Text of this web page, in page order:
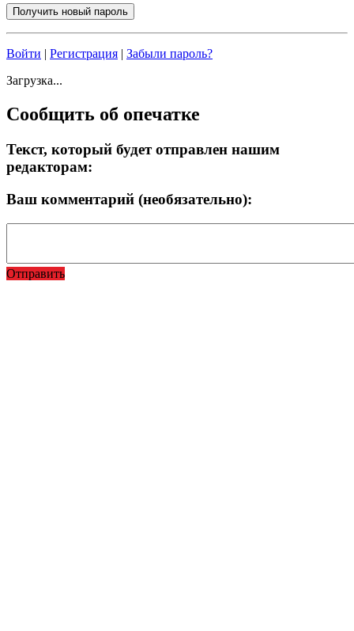
Войти | Регистрация | Забыли пароль?
Загрузка...
Сообщить об опечатке
Текст, который будет отправлен нашим
редакторам:
Ваш комментарий (необязательно):
Отправить